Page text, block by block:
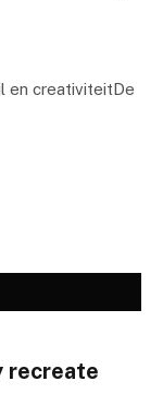
en creativiteitDe
recreate